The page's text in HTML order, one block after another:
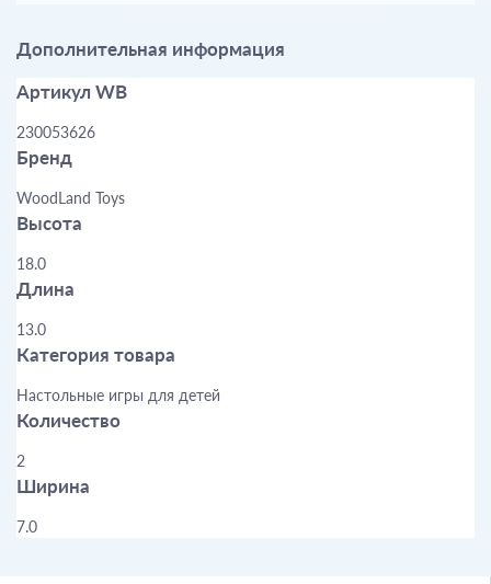
Дополнительная информация
Артикул WB
230053626
Бренд
WoodLand Toys
Высота
18.0
Длина
13.0
Категория товара
Настольные игры для детей
Количество
2
Ширина
7.0